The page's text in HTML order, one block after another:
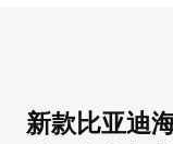
新款比亚迪